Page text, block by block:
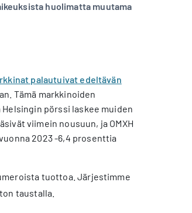
huolimatta muutama
palautuivat edeltävän
Tämä markkinoiden
pörssi laskee muiden
viimein nousuun, ja OMXH
2023 -6,4 prosenttia
tuottoa. Järjestimme
taustalla.